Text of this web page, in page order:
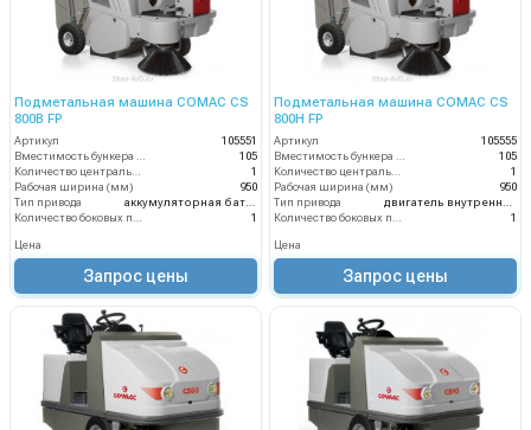
Подметальная машина COMAC CS
800B FP
Артикул
105551
105
1
Рабочая ширина (мм)
950
Тип привода
1
Цена
Запрос цены
Подметальная машина COMAC CS
800H FP
Артикул
105555
105
1
Рабочая ширина (мм)
950
Тип привода
1
Цена
Запрос цены